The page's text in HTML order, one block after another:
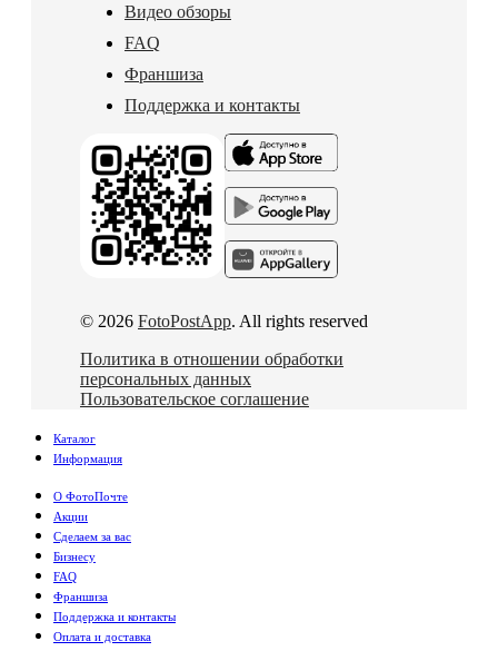
Видео обзоры
FAQ
Франшиза
Поддержка и контакты
© 2026 FotoPostApp. All rights reserved
Политика в отношении обработки
персональных данных
Пользовательское соглашение
Каталог
Информация
О ФотоПочте
Акции
Сделаем за вас
Бизнесу
FAQ
Франшиза
Поддержка и контакты
Оплата и доставка